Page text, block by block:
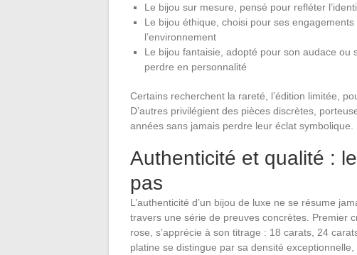
Le bijou sur mesure, pensé pour refléter
Le bijou éthique, choisi pour ses
l’environnement
Le bijou fantaisie, adopté pour son audace
perdre en personnalité
Certains recherchent la rareté, l’édition limitée,
D’autres privilégient des pièces discrètes,
années sans jamais perdre leur éclat symbolique.
Authenticité et qualité :
pas
L’authenticité d’un bijou de luxe ne se résume
travers une série de preuves concrètes. Premier
rose, s’apprécie à son titrage : 18 carats, 24
platine se distingue par sa densité